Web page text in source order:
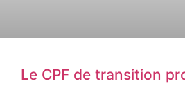
Le CPF de transition